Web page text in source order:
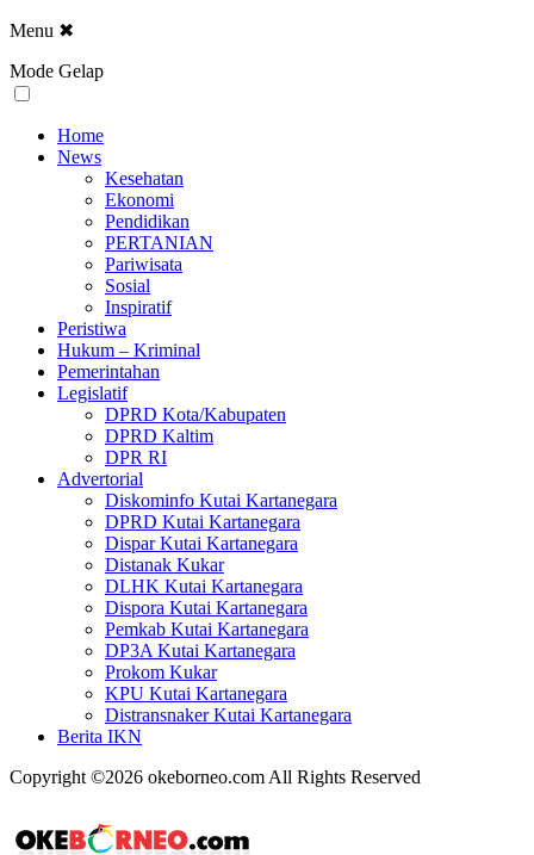
Menu ✖
Mode Gelap
Home
News
Kesehatan
Ekonomi
Pendidikan
PERTANIAN
Pariwisata
Sosial
Inspiratif
Peristiwa
Hukum – Kriminal
Pemerintahan
Legislatif
DPRD Kota/Kabupaten
DPRD Kaltim
DPR RI
Advertorial
Diskominfo Kutai Kartanegara
DPRD Kutai Kartanegara
Dispar Kutai Kartanegara
Distanak Kukar
DLHK Kutai Kartanegara
Dispora Kutai Kartanegara
Pemkab Kutai Kartanegara
DP3A Kutai Kartanegara
Prokom Kukar
KPU Kutai Kartanegara
Distransnaker Kutai Kartanegara
Berita IKN
Copyright ©2026 okeborneo.com All Rights Reserved